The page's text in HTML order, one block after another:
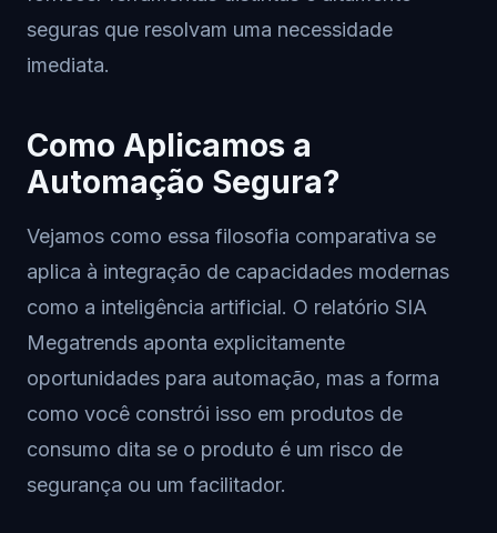
seguras que resolvam uma necessidade
imediata.
Como Aplicamos a
Automação Segura?
Vejamos como essa filosofia comparativa se
aplica à integração de capacidades modernas
como a inteligência artificial. O relatório SIA
Megatrends aponta explicitamente
oportunidades para automação, mas a forma
como você constrói isso em produtos de
consumo dita se o produto é um risco de
segurança ou um facilitador.